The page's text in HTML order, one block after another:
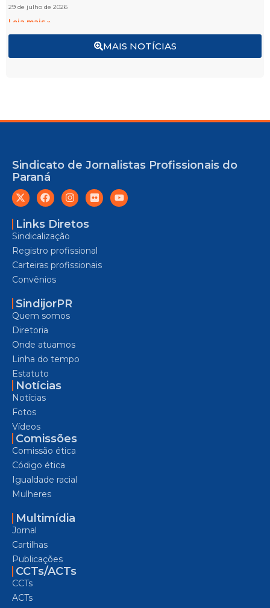
MAIS NOTÍCIAS
29 de julho de 2026
Leia mais »
Sindicato de Jornalistas Profissionais do
Paraná
Links Diretos
Sindicalização
Registro profissional
Carteiras profissionais
Convênios
SindijorPR
Quem somos
Diretoria
Onde atuamos
Linha do tempo
Estatuto
Notícias
Notícias
Fotos
Vídeos
Comissões
Comissão ética
Código ética
Igualdade racial
Mulheres
Multimídia
Jornal
Cartilhas
Publicações
CCTs/ACTs
CCTs
ACTs